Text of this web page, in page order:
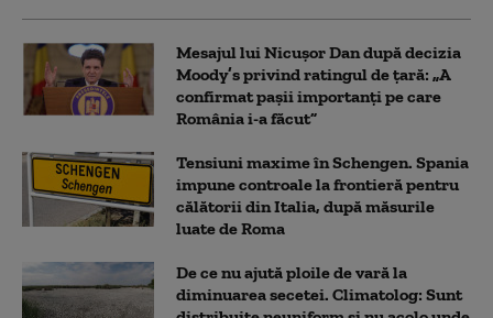
Mesajul lui Nicușor Dan după decizia
Moody’s privind ratingul de țară: „A
confirmat pașii importanți pe care
România i-a făcut”
Tensiuni maxime în Schengen. Spania
impune controale la frontieră pentru
călătorii din Italia, după măsurile
luate de Roma
De ce nu ajută ploile de vară la
diminuarea secetei. Climatolog: Sunt